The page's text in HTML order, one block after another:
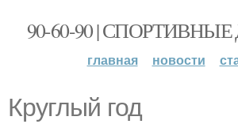
90-60-90 |
главная новости
Круглый год